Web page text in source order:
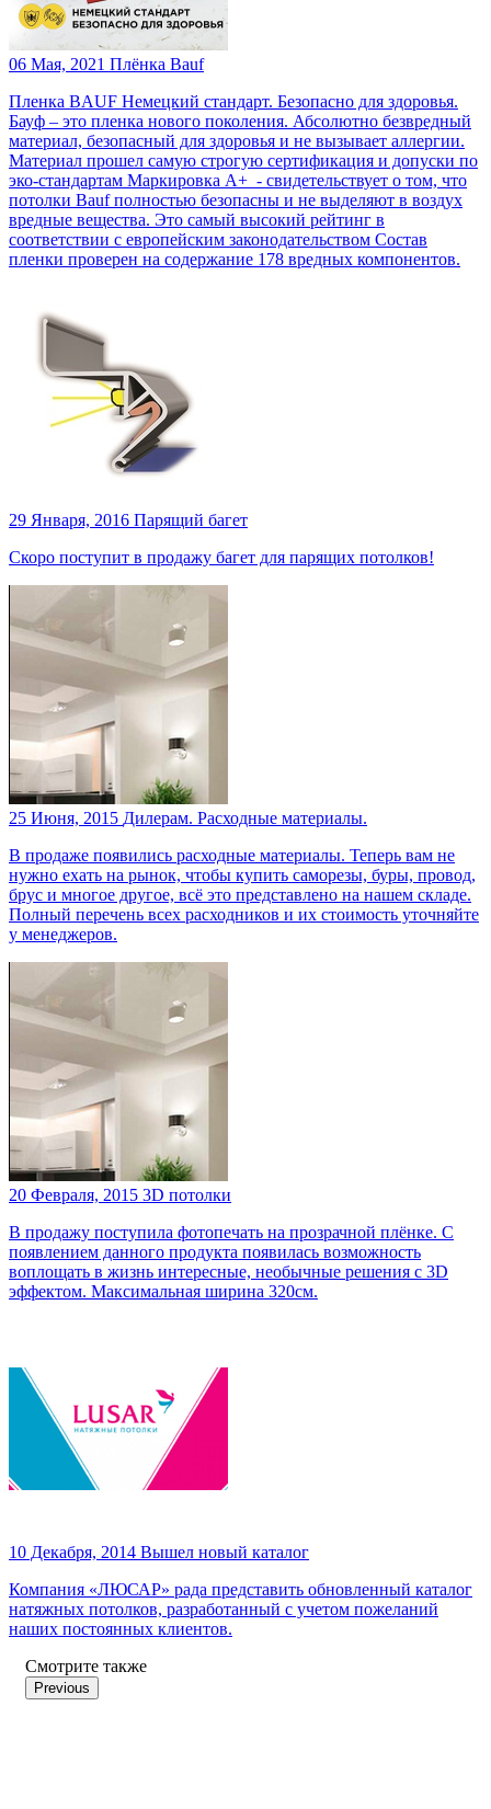
06 Мая, 2021 Плёнка Bauf
Пленка BAUF Немецкий стандарт. Безопасно для здоровья.
Бауф – это пленка нового поколения. Абсолютно безвредный
материал, безопасный для здоровья и не вызывает аллергии.
Материал прошел самую строгую сертификация и допуски по
эко-стандартам Маркировка А+ - свидетельствует о том, что
потолки Bauf полностью безопасны и не выделяют в воздух
вредные вещества. Это самый высокий рейтинг в
соответствии с европейским законодательством Состав
пленки проверен на содержание 178 вредных компонентов.
29 Января, 2016 Парящий багет
Скоро поступит в продажу багет для парящих потолков!
25 Июня, 2015 Дилерам. Расходные материалы.
В продаже появились расходные материалы. Теперь вам не
нужно ехать на рынок, чтобы купить саморезы, буры, провод,
брус и многое другое, всё это представлено на нашем складе.
Полный перечень всех расходников и их стоимость уточняйте
у менеджеров.
20 Февраля, 2015 3D потолки
В продажу поступила фотопечать на прозрачной плёнке. С
появлением данного продукта появилась возможность
воплощать в жизнь интересные, необычные решения с 3D
эффектом. Максимальная ширина 320см.
10 Декабря, 2014 Вышел новый каталог
Компания «ЛЮСАР» рада представить обновленный каталог
натяжных потолков, разработанный с учетом пожеланий
наших постоянных клиентов.
Смотрите также
Previous